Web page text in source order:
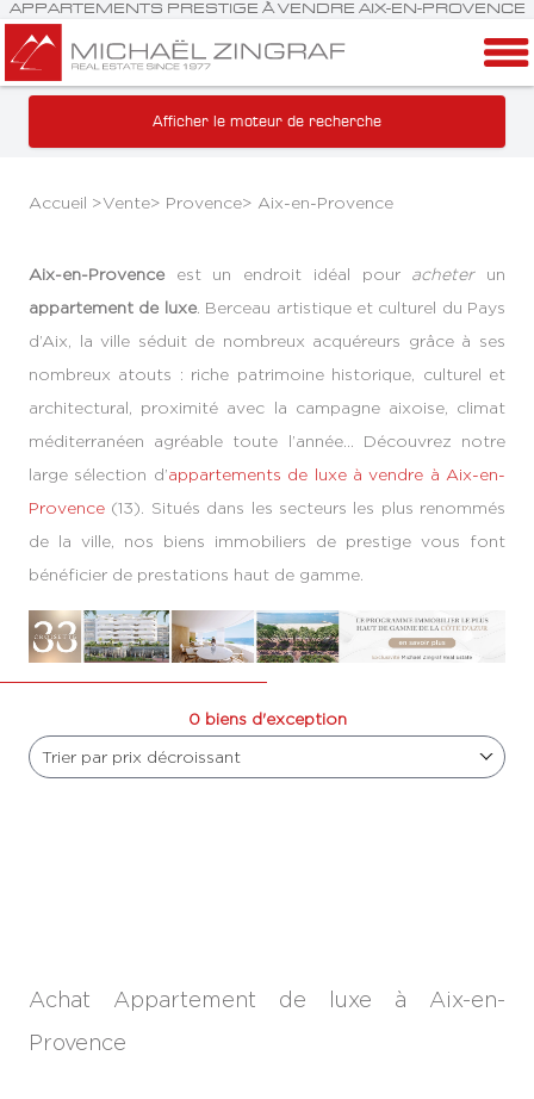
APPARTEMENTS PRESTIGE À VENDRE AIX-EN-PROVENCE
Afficher le moteur de recherche
Accueil >Vente> Provence> Aix-en-Provence
Aix-en-Provence est un endroit idéal pour acheterun
appartement de luxe. Berceau artistique et culturel du Pays
d’Aix, la ville séduit de nombreux acquéreurs grâce à ses
nombreux atouts : riche patrimoine historique, culturel et
architectural, proximité avec la campagne aixoise, climat
méditerranéen agréable toute l’année… Découvrez notre
large sélection d’appartements de luxe à vendre à Aix-en-
Provence (13). Situés dans les secteurs les plus renommés
de la ville, nos biens immobiliers de prestige vous font
bénéficier de prestations haut de gamme.
0 biens d'exception
Trier par prix décroissant
Achat Appartement de luxe à Aix-en-
Provence